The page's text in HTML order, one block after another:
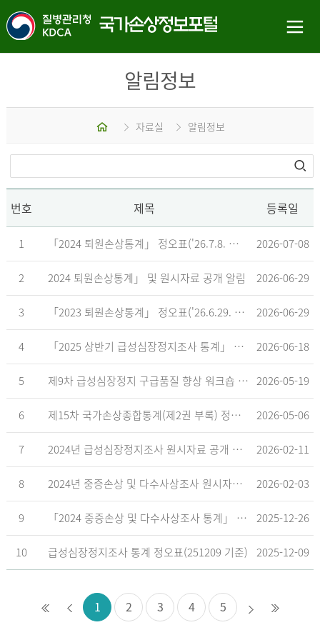
알림정보
홈 자료실 알림정보
번호 제목 등록일
1 「2024 퇴원손상통계」 정오표('26.7.8. 기준) 2026-07-08
2 2024 퇴원손상통계」 및 원시자료 공개 알림 2026-06-29
3 「2023 퇴원손상통계」 정오표('26.6.29. 기준) 2026-06-29
4 「2025 상반기 급성심장정지조사 통계」 공표 2026-06-18
5 제9차 급성심장정지 구급품질 향상 워크숍 개최 안내 2026-05-19
6 제15차 국가손상종합통계(제2권 부록) 정오표('26.5.18. 기준) 2026-05-06
7 2024년 급성심장정지조사 원시자료 공개 알림 2026-02-11
8 2024년 중증손상 및 다수사상조사 원시자료 공개 알림 2026-02-03
9 「2024 중증손상 및 다수사상조사 통계」 공표 2025-12-26
10 급성심장정지조사 통계 정오표(251209 기준) 2025-12-09
1 2 3 4 5